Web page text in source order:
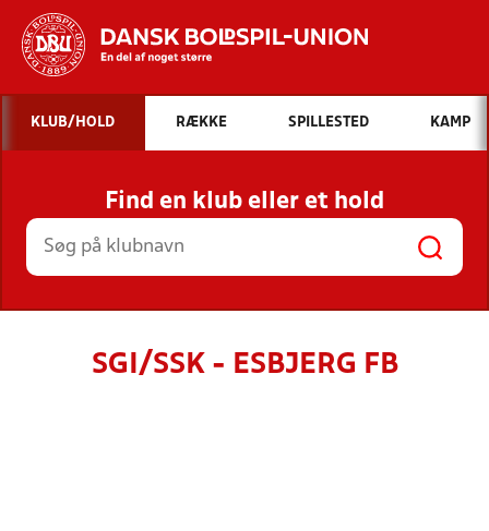
Hvad vil du søge efter?
INDHOLD OG NYHEDER
STILLINGER, RESULTATER, KLUBBER OG
HOLD
KLUB/HOLD RÆKKE SPILLESTED KAMP
Find en klub eller et hold
SGI/SSK - ESBJERG FB